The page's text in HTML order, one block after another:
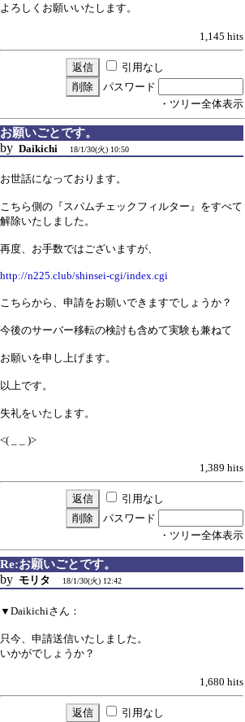
よろしくお願いいたします。
1,145 hits
引用なし
パスワード
・ツリー全体表示
お願いごとです。
by Daikichi 18/1/30(火) 10:50
お世話になっております。
こちら側の『スパムチェックフィルター』をすべて
解除いたしました。
再度、お手数ではございますが、
http://n225.club/shinsei-cgi/index.cgi
こちらから、申請をお願いできますでしょうか？
今後のサーバー移転の検討も含めて実験も兼ねて
お願いを申し上げます。
以上です。
失礼をいたします。
<( _ _ )>
1,389 hits
引用なし
パスワード
・ツリー全体表示
Re:お願いごとです。
by モリタ 18/1/30(火) 12:42
▼Daikichiさん：
只今、申請送信いたしました。
いかがでしょうか？
1,680 hits
引用なし